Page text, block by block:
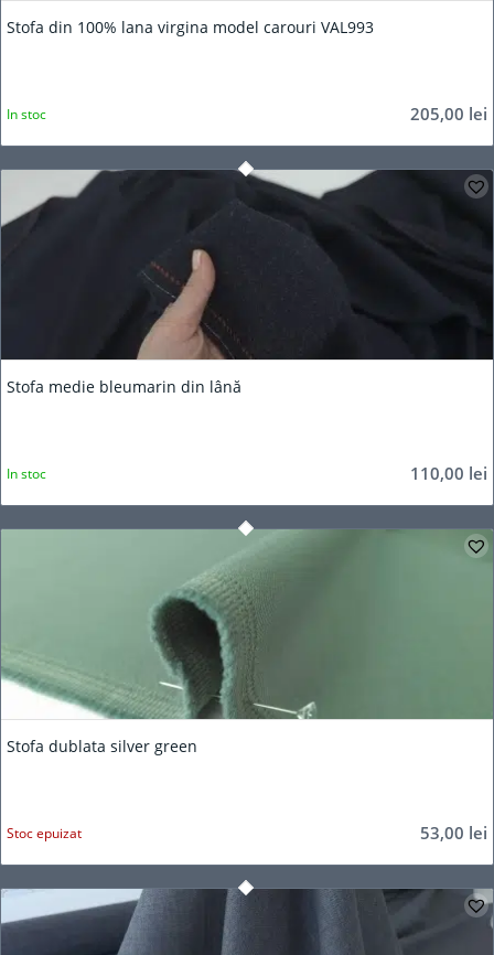
Stofa din 100% lana virgina model carouri VAL993
205,00 lei
In stoc
Stofa medie bleumarin din lână
110,00 lei
In stoc
Stofa dublata silver green
53,00 lei
Stoc epuizat